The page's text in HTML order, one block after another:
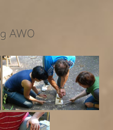
AWO